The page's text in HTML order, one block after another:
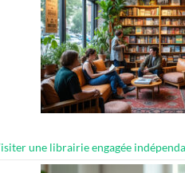
une librairie engagée